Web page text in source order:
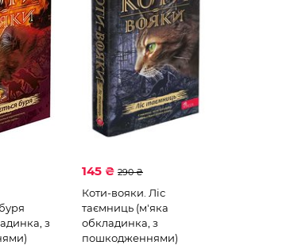
з
145 ₴ 290 ₴
Коти-вояки. Ліс
таємниць (м'яка
обкладинка, з
пошкодженнями)